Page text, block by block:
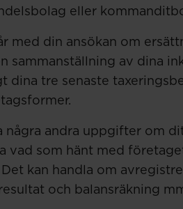
eller
med din ansökan om
sammanställning av dina
dina tre senaste
några andra uppgifter om
vad som hänt med
kan handla om
och balansräkning